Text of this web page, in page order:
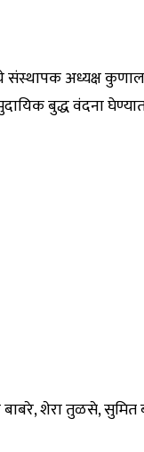
अध्यक्ष कुणाल
बुद्ध वंदना
शेरा तुळसे, सुमित